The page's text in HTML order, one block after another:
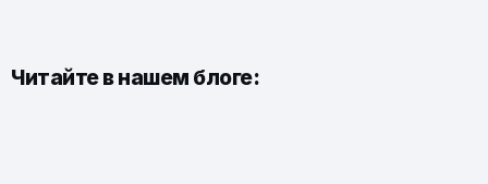
Читайте в нашем блоге: